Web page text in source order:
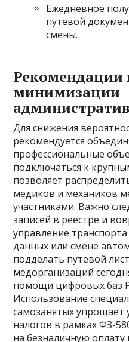
Ежедневное
путевой
смены.
Рекомендации
минимизации
Для снижения
рекомендуется
профессиональные
подключаться к
позволяет
медиков и механиков
участниками. Важно
записей в реестре и
управление
данных или смене
подделать путевой
медорганизаций
помощи цифровых баз
Использование
самозанятых упрощает
налогов в рамках ФЗ-
на безналичную оплату